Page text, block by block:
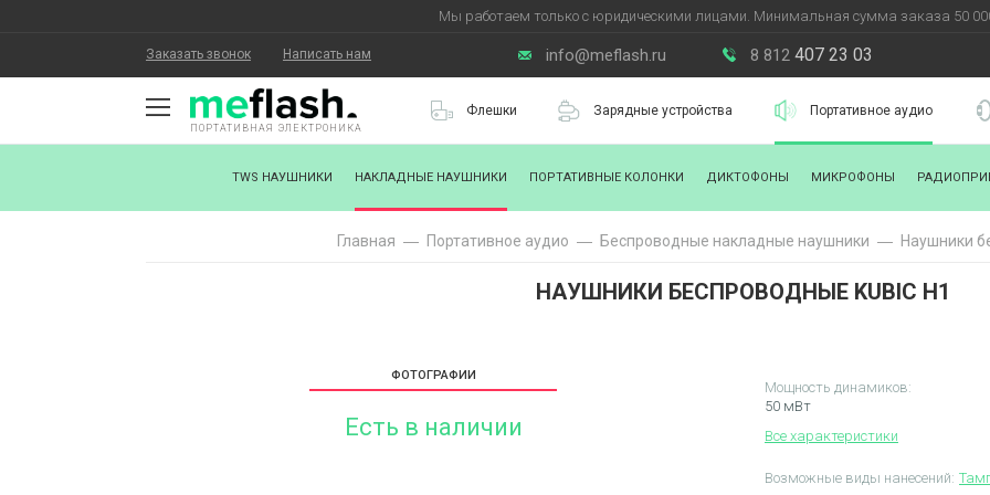
Мы работаем только с юридическими лицами. Минимальная сумма заказа 50
Заказать звонок Написать нам info@meflash.ru 8 812407 23 03
КАК КУПИТЬ
ПОРТАТИВНАЯ ЭЛЕКТРОНИКА
Флешки Зарядные устройства Портативное аудио
TWS НАУШНИКИ НАКЛАДНЫЕ НАУШНИКИ ПОРТАТИВНЫЕ КОЛОНКИ ДИКТОФОНЫ МИКРОФОНЫ
Главная Портативное аудио Беспроводные накладные наушники Наушники
НАУШНИКИ БЕСПРОВОДНЫЕ KUBIC H1
ФОТОГРАФИИ
Есть в наличии
Мощность динамиков:
50 мВт
Все характеристики
Возможные виды нанесений: